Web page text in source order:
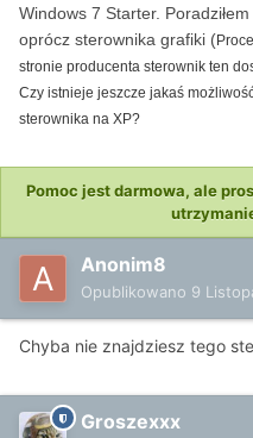
Windows 7 Starter.
oprócz sterownika grafiki (
stronie producenta sterownik ten
Czy istnieje jeszcze jakaś
sterownika na XP?
Pomoc jest darmowa, ale
Anonim8
Opublikowano 9
Chyba nie znajdziesz tego
Groszexxx